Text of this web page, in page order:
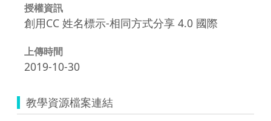
授權資訊
創用CC 姓名標示-相同方式分享 4.0 國際
上傳時間
2019-10-30
教學資源檔案連結